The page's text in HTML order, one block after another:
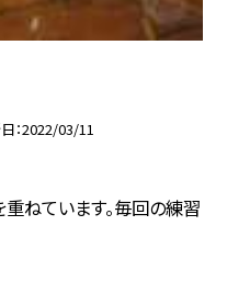
2022/03/11
ねています。毎回の練習